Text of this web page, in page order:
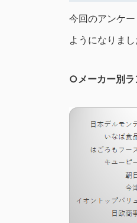
今回のアンケ
ようになりまし
○メーカー別ラ